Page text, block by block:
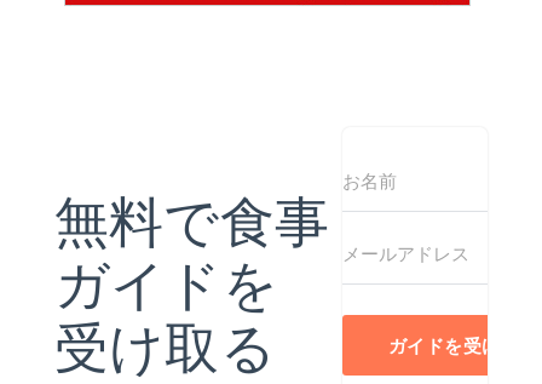
無料で食事
ガイドを
受け取る
ガイドを受け取る